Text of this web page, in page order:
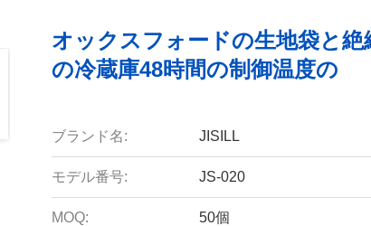
オックスフォードの生地袋と絶
の冷蔵庫48時間の制御温度の
ブランド名: JISILL
モデル番号: JS-020
MOQ: 50個